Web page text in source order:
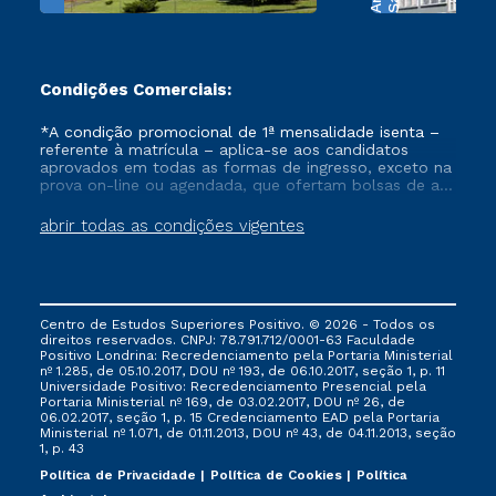
Condições Comerciais:
abrir todas as condições vigentes
*A condição promocional de 1ª mensalidade isenta –
referente à matrícula – aplica-se aos candidatos
aprovados em todas as formas de ingresso, exceto na
prova on-line ou agendada, que ofertam bolsas de até
vigente, que ainda não tenham efetivado e/ou não
tenham cancelado ou trancado sua matrícula em uma
via FIES, Prouni e outros programas governamentais, e
não se acumula com nenhuma outra campanha
ofertada pela Instituição.
Centro de Estudos Superiores Positivo. © 2026 - Todos os
direitos reservados. CNPJ: 78.791.712/0001-63 Faculdade
Positivo Londrina: Recredenciamento pela Portaria Ministerial
nº 1.285, de 05.10.2017, DOU nº 193, de 06.10.2017, seção 1, p. 11
Universidade Positivo: Recredenciamento Presencial ​pela
Portaria Ministerial nº 169, de 03.02.2017, DOU nº 26, de
06.02.2017, seção 1, p. 15 Credenciamento EAD pela Portaria
Ministerial nº 1.071, de 01.11.2013, DOU nº 43, de 04.11.2013, seção
1, p. 43
Política de Privacidade
Política de Cookies
Política